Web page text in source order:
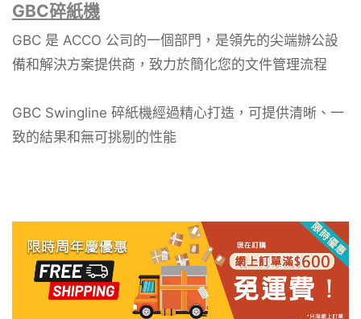
GBC碎紙機
GBC 是 ACCO 公司的一個部門，是領先的尖端辦公設
備和解決方案提供商，致力於簡化您的文件管理流程
GBC Swingline 碎紙機經過精心打造，可提供清晰、一
致的結果和無可挑剔的性能